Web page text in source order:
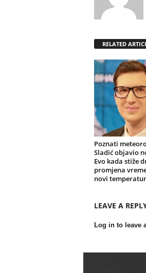
RELATED
Poznati
Sladić objavio
Evo kada stiže
promjena
novi
LEAVE A
Log in to leave